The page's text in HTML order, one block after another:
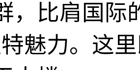
，比肩国际
特魅力。这